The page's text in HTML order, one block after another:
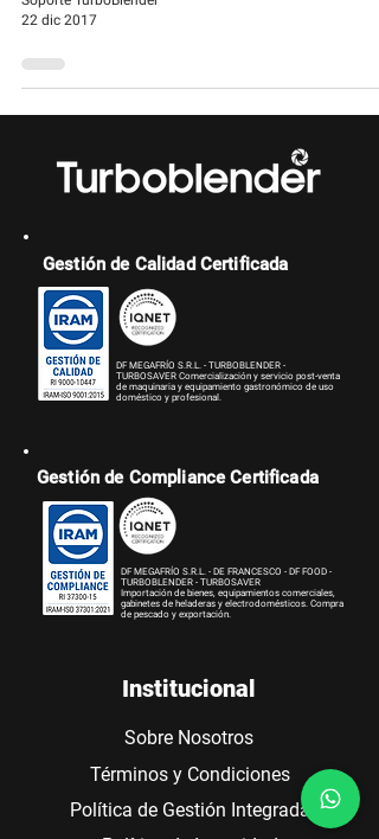
22 dic 2017
Gestión de Calidad Certificada
DF MEGAFRÍO S.R.L. - TURBOBLENDER -
TURBOSAVER Comercialización y servicio post-venta
de maquinaria y equipamiento gastronómico de uso
doméstico y profesional.
Gestión de Compliance Certificada
DF MEGAFRÍO S.R.L. - DE FRANCESCO - DF FOOD -
TURBOBLENDER - TURBOSAVER
Importación de bienes, equipamientos comerciales,
gabinetes de heladeras y electrodomésticos. Compra
de pescado y exportación.
Institucional
Sobre Nosotros
Términos y Condiciones
Política de Gestión Integrada